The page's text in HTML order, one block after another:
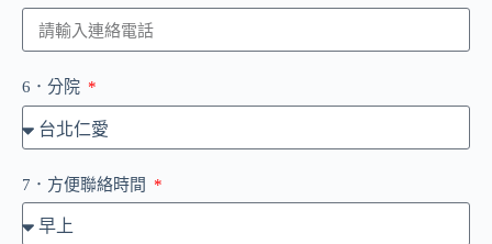
6．分院
7．方便聯絡時間